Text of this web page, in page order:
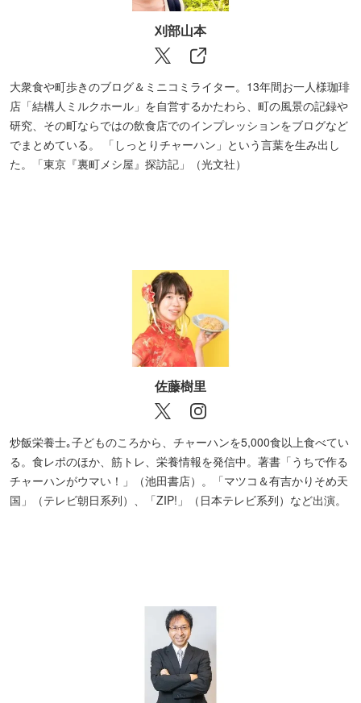
【銀座一丁目】中国名菜処 悟空
【錦糸町】桂林
【錦糸町】中華料理 菜来軒
【荒川区役所前】光栄軒
【南阿佐ヶ谷】中国料理 翠海
【南阿佐ヶ谷】和佐家
【葛西】中華料理 合合
刈部山本
大衆食や町歩きのブログ＆ミニコミライター。13年間お一人様珈琲
店「結構人ミルクホール」を自営するかたわら、町の風景の記録や
研究、その町ならではの飲食店でのインプレッションをブログなど
でまとめている。 「しっとりチャーハン」という言葉を生み出し
た。「東京『裏町メシ屋』探訪記」（光文社）
佐藤樹里
炒飯栄養士｡子どものころから、チャーハンを5,000食以上食べてい
る。食レポのほか、筋トレ、栄養情報を発信中。著書「うちで作る
チャーハンがウマい！」（池田書店）。「マツコ＆有吉かりそめ天
国」（テレビ朝日系列）、「ZIP!」（日本テレビ系列）など出演。